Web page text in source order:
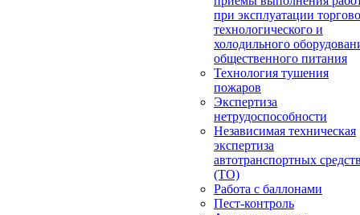
при эксплуатации
технологического и
холодильного
общественного питания
Технология тушения
пожаров
Экспертиза
нетрудоспособности
Независимая техническая
экспертиза
автотранспортных
(ТО)
Работа с баллонами
Пест-контроль